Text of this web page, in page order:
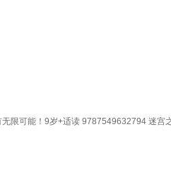
限可能！9岁+适读 9787549632794 迷